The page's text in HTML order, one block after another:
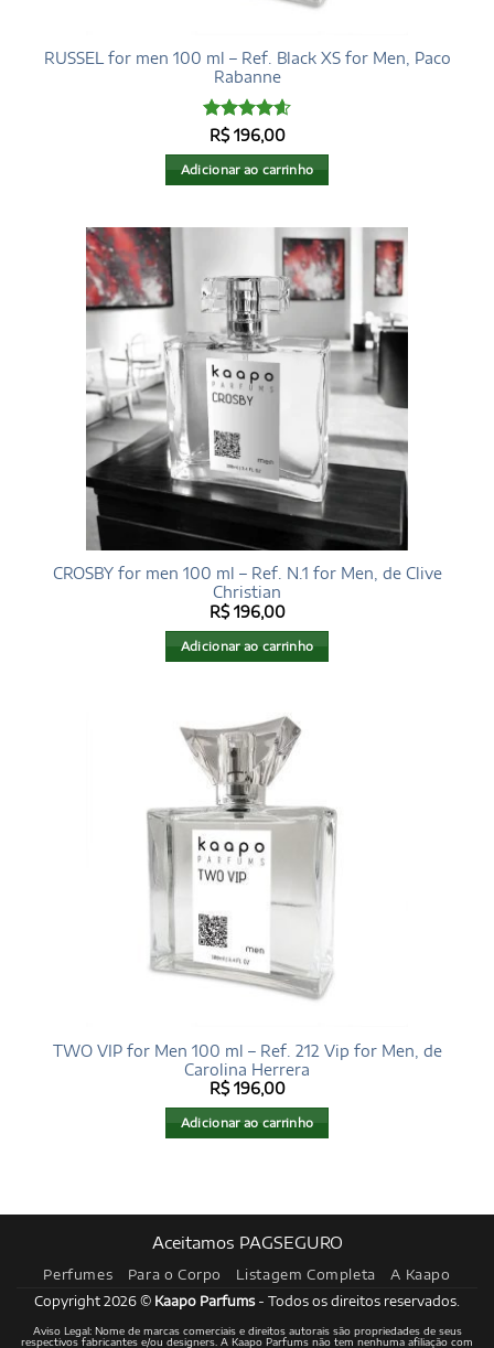
RUSSEL for men 100 ml – Ref. Black XS for Men, Paco
Rabanne
Avaliação
4.6de 5
R$196,00
Adicionar ao carrinho
CROSBY for men 100 ml – Ref. N.1 for Men, de Clive
Christian
R$196,00
Adicionar ao carrinho
TWO VIP for Men 100 ml – Ref. 212 Vip for Men, de
Carolina Herrera
R$196,00
Adicionar ao carrinho
Aceitamos PAGSEGURO
Perfumes Para o Corpo Listagem Completa A Kaapo
Copyright 2026 © Kaapo Parfums- Todos os direitos reservados.
Aviso Legal: Nome de marcas comerciais e direitos autorais são propriedades de seus
respectivos fabricantes e/ou designers. A Kaapo Parfums não tem nenhuma afiliação com